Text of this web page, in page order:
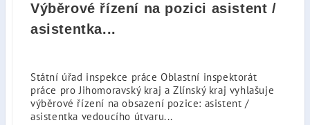
Výběrové řízení na pozici asistent /
asistentka...
Státní úřad inspekce práce Oblastní inspektorát
práce pro Jihomoravský kraj a Zlínský kraj vyhlašuje
výběrové řízení na obsazení pozice: asistent /
asistentka vedoucího útvaru...